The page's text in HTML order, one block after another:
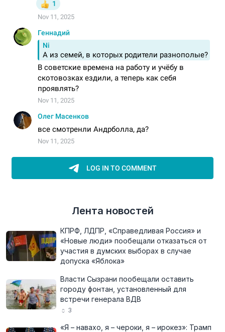
Лента новостей
КПРФ, ЛДПР, «Справедливая Россия» и
«Новые люди» пообещали отказаться от
участия в думских выборах в случае
допуска «Яблока»
Власти Сызрани пообещали оставить
городу фонтан, установленный для
встречи генерала ВДВ
3
«Я – навахо, я – чероки, я – ирокез»: Трамп